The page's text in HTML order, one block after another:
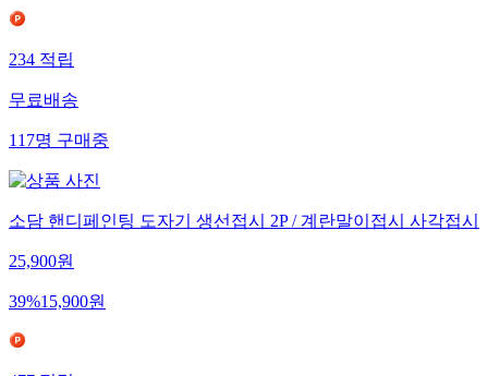
234적립
무료배송
117명구매중
소담 핸디페인팅 도자기 생선접시 2P / 계란말이접시 사각접시
25,900원
39%15,900원